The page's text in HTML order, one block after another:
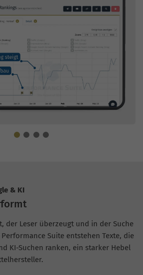
& KI
der Leser überzeugt und in der Suche
Suite entstehen Texte, die
KI-Suchen ranken, ein starker Hebel